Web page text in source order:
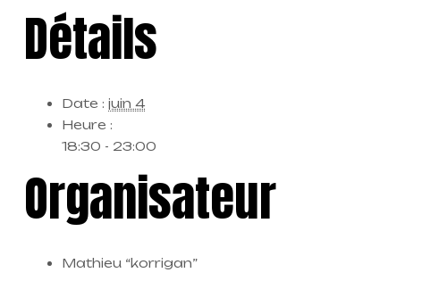
Détails
Date : juin 4
Heure :
18:30 - 23:00
Organisateur
Mathieu “korrigan”